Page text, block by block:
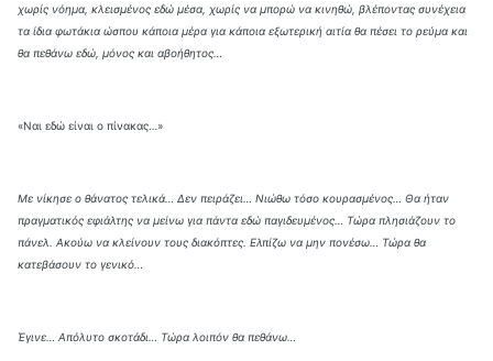
χωρίς νόημα, κλεισμένος εδώ μέσα, χωρίς να μπορώ να κινηθώ, βλέποντας συνέχεια
τα ίδια φωτάκια ώσπου κάποια μέρα για κάποια εξωτερική αιτία θα πέσει το ρεύμα και
θα πεθάνω εδώ, μόνος και αβοήθητος…
«Ναι εδώ είναι ο πίνακας…»
Με νίκησε ο θάνατος τελικά… Δεν πειράζει… Νιώθω τόσο κουρασμένος… Θα ήταν
πραγματικός εφιάλτης να μείνω για πάντα εδώ παγιδευμένος… Τώρα πλησιάζουν το
πάνελ. Ακούω να κλείνουν τους διακόπτες. Ελπίζω να μην πονέσω… Τώρα θα
κατεβάσουν το γενικό…
Έγινε… Απόλυτο σκοτάδι… Τώρα λοιπόν θα πεθάνω…